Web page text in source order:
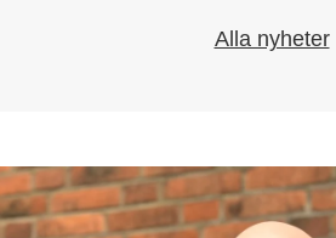
Alla nyheter